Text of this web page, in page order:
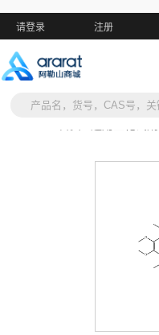
请登录 注册